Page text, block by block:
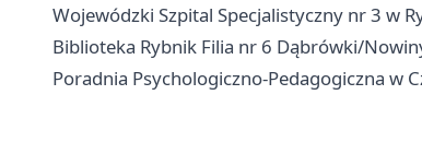
Wojewódzki Szpital Specjalistyczny nr 3 w
Biblioteka Rybnik Filia nr 6 Dąbrówki/
Poradnia Psychologiczno-Pedagogiczna w